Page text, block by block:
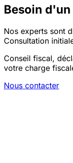
Besoin
Nos experts sont
Consultation
Conseil fiscal,
votre charge
Nous contacter